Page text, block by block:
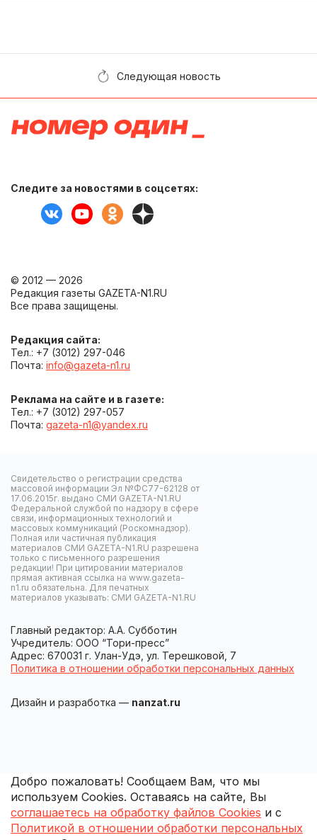
Следующая новость
Следите за новостями в соцсетях:
© 2012 — 2026
Редакция газеты GAZETA-N1.RU
Все права защищены.
Редакция сайта:
Тел.: +7 (3012) 297-046
Почта: info@gazeta-n1.ru
Реклама на сайте и в газете:
Тел.: +7 (3012) 297-057
Почта: gazeta-n1@yandex.ru
Свидетельство о регистрации средства
массовой информации Эл №ФС77-62128 от
17.06.2015г. выдано СМИ GAZETA-N1.RU
Федеральной службой по надзору в сфере
связи, информационных технологий и
массовых коммуникаций (Роскомнадзор).
Полная или частичная публикация
материалов СМИ GAZETA-N1.RU разрешена
только с письменного разрешения
редакции! При цитировании материалов
прямая активная ссылка на www.gazeta-
n1.ru обязательна. Для печатных
материалов указывать: СМИ GAZETA-N1.RU
Главный редактор: А.А. Субботин
Учредитель: ООО “Тори-пресс”
Адрес: 670031 г. Улан-Удэ, ул. Терешковой, 7
Политика в отношении обработки персональных данных
Дизайн и разработка — nanzat.ru
Добро пожаловать! Сообщаем Вам, что мы
используем Cookies. Оставаясь на сайте, Вы
соглашаетесь на обработку файлов Cookies и с
Политикой в отношении обработки персональных